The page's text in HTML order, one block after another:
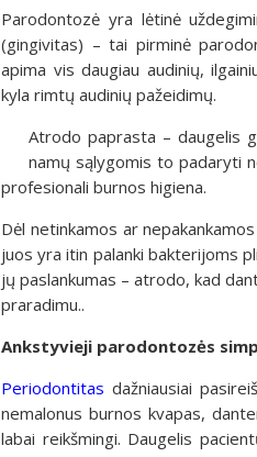
Parodontozė yra lėtinė
(gingivitas) – tai pirminė
apima vis daugiau audinių,
kyla rimtų audinių pažeidimų.
Atrodo paprasta – daugelis
namų sąlygomis to padaryti
profesionali burnos higiena.
Dėl netinkamos ar
juos yra itin palanki bakterijoms
jų paslankumas – atrodo, kad
praradimu..
Ankstyvieji parodontozės
Periodontitas dažniausiai
nemalonus burnos kvapas,
labai reikšmingi. Daugelis